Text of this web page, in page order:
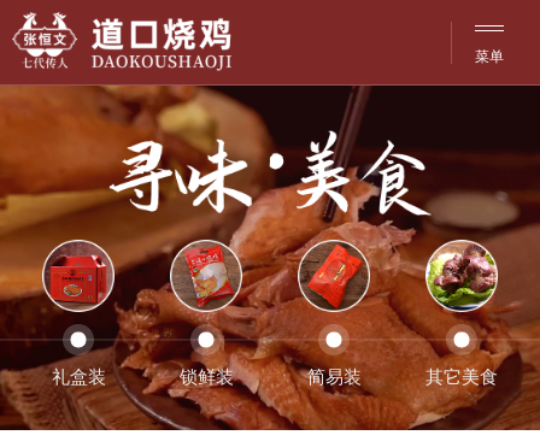
菜单
菜单
网站·首页
品牌·文化
历史·传承
产品·介绍
探访·分店
洽谈·合作
礼盒装 锁鲜装 简易装 其它美食